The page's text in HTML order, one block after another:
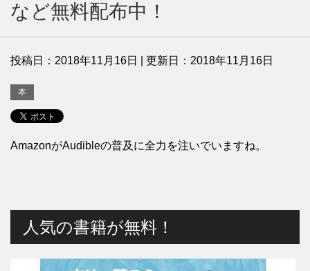
など無料配布中！
投稿日： 2018年11月16日 | 更新日： 2018年11月16日
本
AmazonがAudibleの普及に全力を注いでいますね。
人気の書籍が無料！